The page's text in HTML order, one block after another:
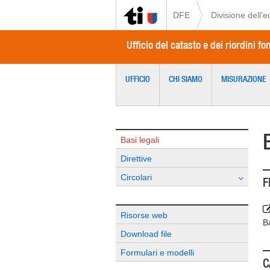
DFE Divisione
Ufficio del catasto e dei riordini
UFFICIO CHI SIAMO MISURAZIONE
Basi legali
Direttive
Circolari
Risorse web
Download file
Formulari e modelli